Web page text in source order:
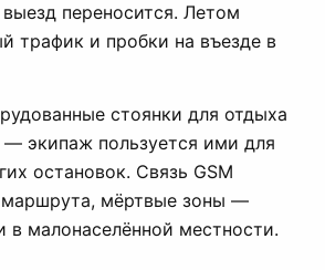
переносится. Летом
трафик и пробки на въезде в
стоянки для отдыха
экипаж пользуется ими для
остановок. Связь GSM
маршрута, мёртвые зоны —
в малонаселённой местности.